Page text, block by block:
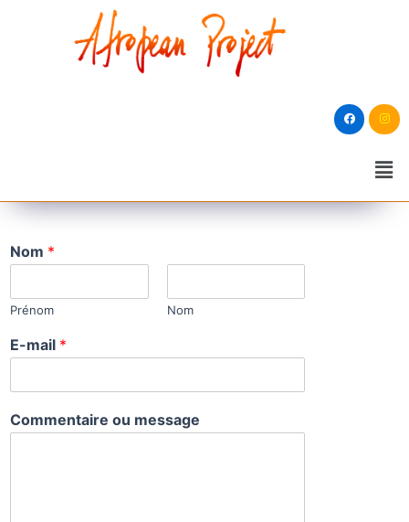
Nom *
Prénom Nom
E-mail *
Commentaire ou message